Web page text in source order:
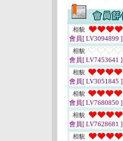
相貌
會員[ LV3094899 ]
相貌
會員[ LV7453641 ]
相貌
會員[ LV3051845 ]
相貌
會員[ LV7680850 ]
相貌
會員[ LV7628681 ]
相貌